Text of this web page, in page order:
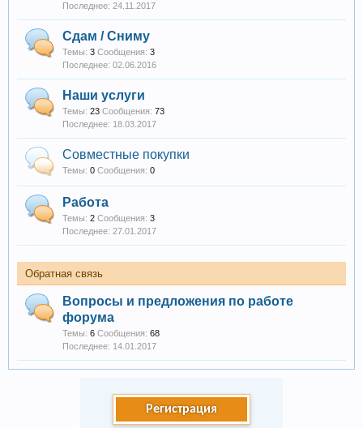
24.11.2017
Сдам / Сниму
Темы: 3 Сообщения: 3
02.06.2016
Наши услуги
Темы: 23 Сообщения: 73
18.03.2017
Совместные покупки
Темы: 0 Сообщения: 0
Работа
Темы: 2 Сообщения: 3
27.01.2017
Обратная связь
Вопросы и предложения по работе
форума
Темы: 6 Сообщения: 68
14.01.2017
Регистрация